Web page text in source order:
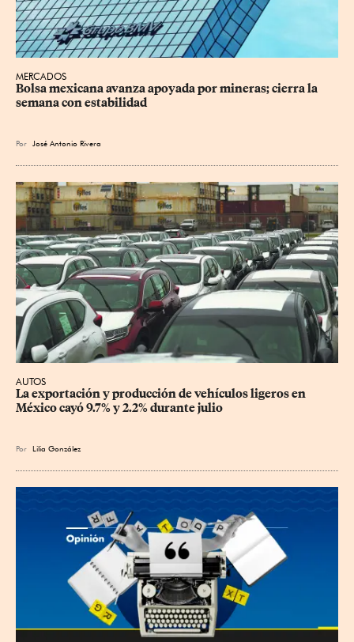
MERCADOS
Bolsa mexicana avanza apoyada por mineras; cierra la
semana con estabilidad
Por José Antonio Rivera
AUTOS
La exportación y producción de vehículos ligeros en
México cayó 9.7% y 2.2% durante julio
Por Lilia González